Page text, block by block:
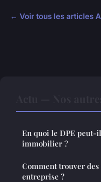
← Voir tous les articles
En quoi le DPE
immobilier ?
Comment trouver
entreprise ?